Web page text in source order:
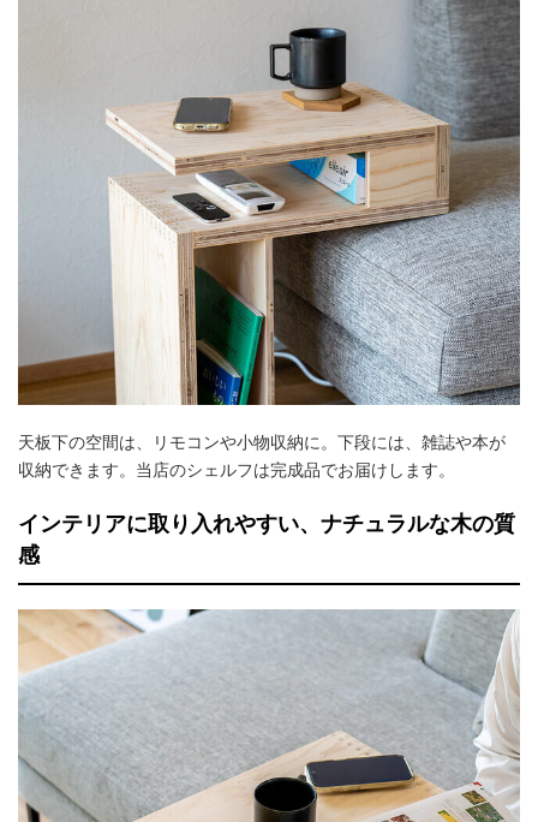
天板下の空間は、リモコンや小物収納に。下段には、雑誌や本が
収納できます。当店のシェルフは完成品でお届けします。
インテリアに取り入れやすい、ナチュラルな木の質
感